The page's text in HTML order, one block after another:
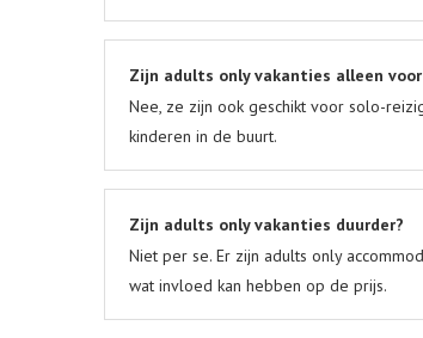
Zijn adults only vakanties alleen
Nee, ze zijn ook geschikt voor solo-
kinderen in de buurt.
Zijn adults only vakanties duurder?
Niet per se. Er zijn adults only
wat invloed kan hebben op de prijs.